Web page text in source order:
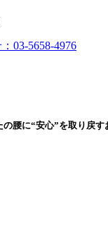
腰に“安心”を取り戻す